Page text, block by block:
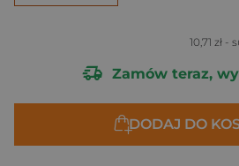
10,71 zł -
Zamów teraz,
DODAJ DO